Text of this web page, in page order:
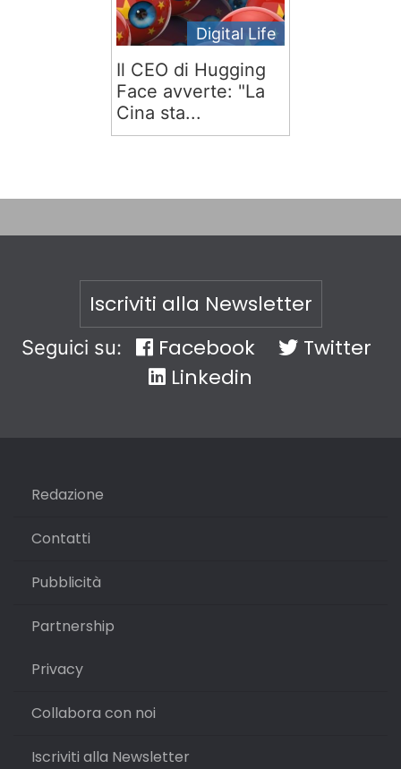
Digital Life
Il CEO di Hugging
Face avverte: "La
Cina sta...
Iscriviti alla Newsletter
Seguici su: Facebook
Twitter
Linkedin
Redazione
Contatti
Pubblicità
Partnership
Privacy
Collabora con noi
Iscriviti alla Newsletter